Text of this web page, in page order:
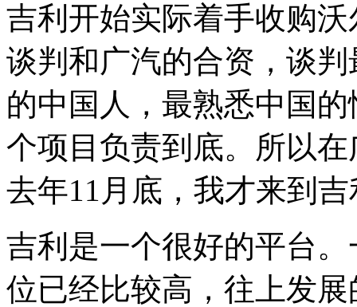
吉利开始实际着手收购
谈判和广汽的合资，谈
的中国人，最熟悉中国
个项目负责到底。所以
去年11月底，我才来到
吉利是一个很好的平台
位已经比较高，往上发